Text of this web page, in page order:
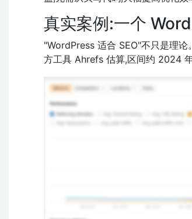
真实案例:一个
"WordPress 适合 SEO"不只是理
方工具 Ahrefs 估算,区间约 2024